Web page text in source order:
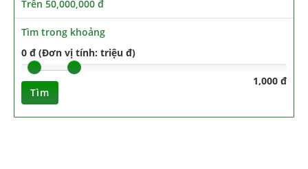
Trên 50,000,000 đ
Tìm trong khoảng
0 đ (Đơn vị tính: triệu đ)
1,000 đ
Tìm